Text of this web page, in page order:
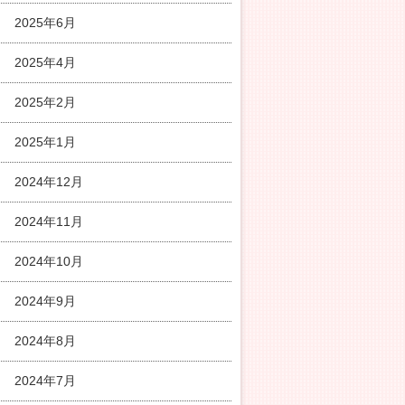
2025年6月
2025年4月
2025年2月
2025年1月
2024年12月
2024年11月
2024年10月
2024年9月
2024年8月
2024年7月